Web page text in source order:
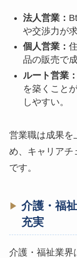
法人営業：
や交渉力が
個人営業：
品の販売で
ルート営業：
を築くこと
しやすい。
営業職は成果を
め、キャリアチ
です。
介護・福
充実
介護・福祉業界